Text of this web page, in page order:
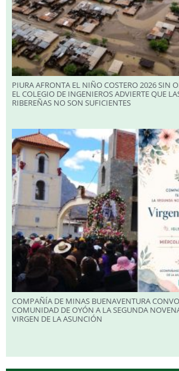
PIURA AFRONTA EL NIÑO COSTERO 2026 SIN
EL COLEGIO DE INGENIEROS ADVIERTE QUE
RIBEREÑAS NO SON SUFICIENTES
COMPAÑÍA DE MINAS BUENAVENTURA
COMUNIDAD DE OYÓN A LA SEGUNDA
VIRGEN DE LA ASUNCIÓN